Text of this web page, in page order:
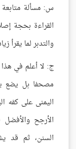
س: مسألة متابعة
القراءة بحجة
والتدبر لما يقرأ
ج: لا أعلم في
مصحفا بل يضع
اليمنى على كفه
الأرجح
السنن، ثم قد